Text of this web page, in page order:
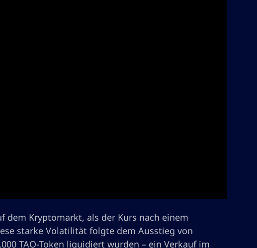
dem Kryptomarkt, als der Kurs nach einem
starke Volatilität folgte dem Ausstieg von
TAO-Token liquidiert wurden – ein Verkauf im